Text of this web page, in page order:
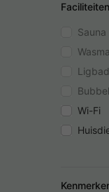
Sauna
Ligbad
Wi-Fi